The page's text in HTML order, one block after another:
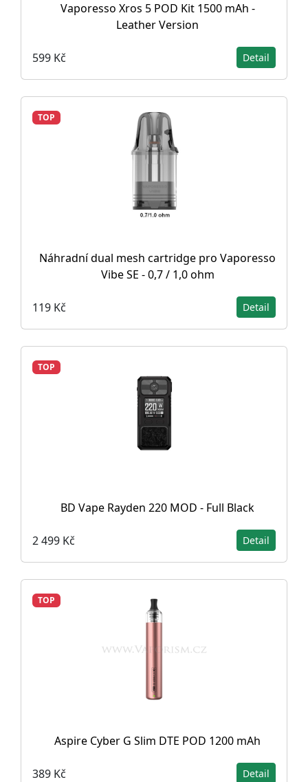
Vaporesso Xros 5 POD Kit 1500 mAh -
Leather Version
599 Kč Detail
TOP
Náhradní dual mesh cartridge pro Vaporesso
Vibe SE - 0,7 / 1,0 ohm
119 Kč Detail
TOP
BD Vape Rayden 220 MOD - Full Black
2 499 Kč Detail
TOP
Aspire Cyber G Slim DTE POD 1200 mAh
389 Kč Detail